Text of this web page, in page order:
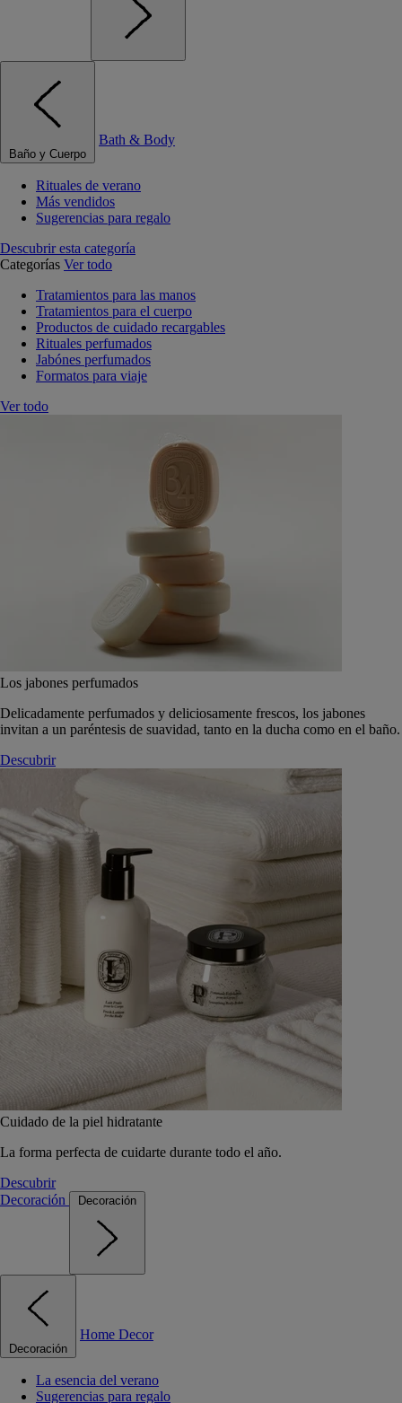
Baño y Cuerpo
Bath & Body
Rituales de verano
Más vendidos
Sugerencias para regalo
Descubrir esta categoría
Categorías Ver todo
Tratamientos para las manos
Tratamientos para el cuerpo
Productos de cuidado recargables
Rituales perfumados
Jabónes perfumados
Formatos para viaje
Ver todo
Los jabones perfumados
Delicadamente perfumados y deliciosamente frescos, los jabones
invitan a un paréntesis de suavidad, tanto en la ducha como en el baño.
Descubrir
Cuidado de la piel hidratante
La forma perfecta de cuidarte durante todo el año.
Descubrir
Decoración
Decoración
Decoración
Home Decor
La esencia del verano
Sugerencias para regalo